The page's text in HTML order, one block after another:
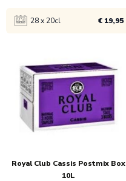
28 x 20cl € 19,95
1x € 20,45
5x € 19,95
Royal Club Cassis Postmix Box
10L